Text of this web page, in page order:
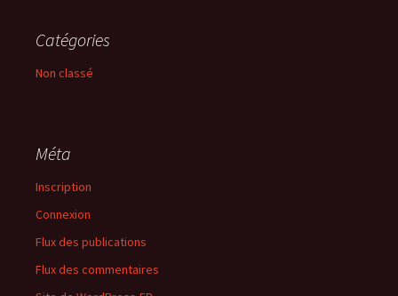
Catégories
Non classé
Méta
Inscription
Connexion
Flux des publications
Flux des commentaires